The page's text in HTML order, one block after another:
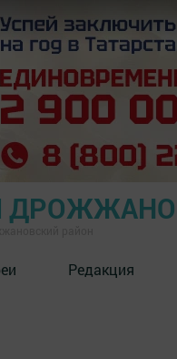
Редакция